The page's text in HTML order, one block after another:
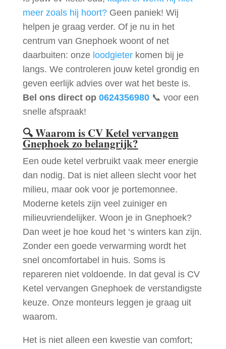
meer zoals hij hoort?Geen paniek! Wij
helpen je graag verder. Of je nu in het
centrum van Gnephoek woont of net
daarbuiten: onze loodgieterkomen bij je
langs. We controleren jouw ketel grondig en
geven eerlijk advies over wat het beste is.
Bel ons direct op 0624356980📞 voor een
snelle afspraak!
🔍Waarom is CV Ketel vervangen
Gnephoek zo belangrijk?
Een oude ketel verbruikt vaak meer energie
dan nodig. Dat is niet alleen slecht voor het
milieu, maar ook voor je portemonnee.
Moderne ketels zijn veel zuiniger en
milieuvriendelijker. Woon je in Gnephoek?
Dan weet je hoe koud het ‘s winters kan zijn.
Zonder een goede verwarming wordt het
snel oncomfortabel in huis. Soms is
repareren niet voldoende. In dat geval is CV
Ketel vervangen Gnephoek de verstandigste
keuze. Onze monteurs leggen je graag uit
waarom.
Het is niet alleen een kwestie van comfort;